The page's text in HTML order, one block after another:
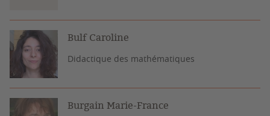
Bulf Caroline
Didactique des mathématiques
Burgain Marie-France